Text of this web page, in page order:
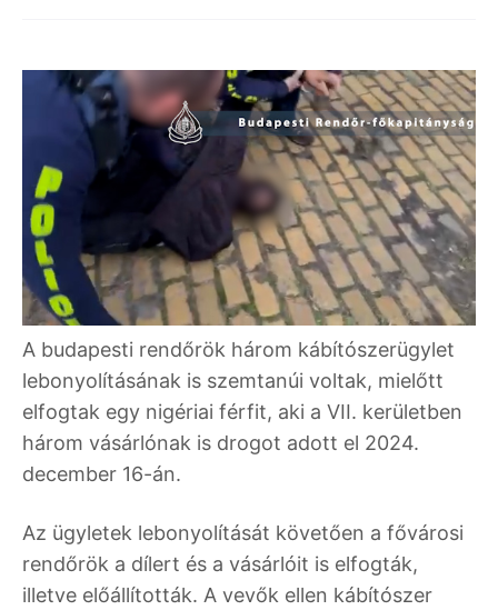
A budapesti rendőrök három kábítószerügylet
lebonyolításának is szemtanúi voltak, mielőtt
elfogtak egy nigériai férfit, aki a VII. kerületben
három vásárlónak is drogot adott el 2024.
december 16-án.
Az ügyletek lebonyolítását követően a fővárosi
rendőrök a dílert és a vásárlóit is elfogták,
illetve előállították. A vevők ellen kábítószer